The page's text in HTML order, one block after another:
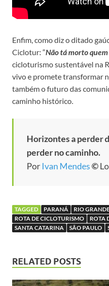
Enfim, como diz o ditado
Ciclotur: “Não tá morto
cicloturismo sustentável na
vivo e promete transformar
também o futuro das
caminho histórico.
Horizontes a perder
perder no caminho.
Por Ivan Mendes©
TAGGED PARANÁ
RIO
ROTA DE CICLOTURISMO
ROTA
SANTA CATARINA
SÃO PAULO
RELATED POSTS